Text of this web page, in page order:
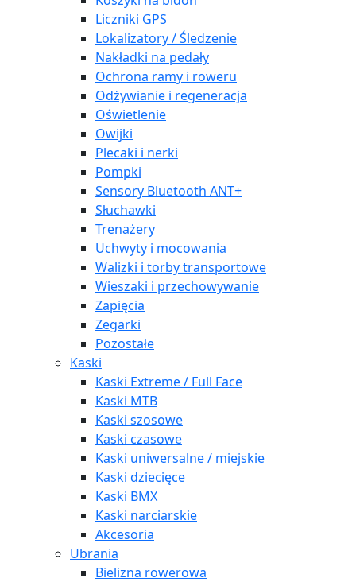
Liczniki GPS
Lokalizatory / Śledzenie
Nakładki na pedały
Ochrona ramy i roweru
Odżywianie i regeneracja
Oświetlenie
Owijki
Plecaki i nerki
Pompki
Sensory Bluetooth ANT+
Słuchawki
Trenażery
Uchwyty i mocowania
Walizki i torby transportowe
Wieszaki i przechowywanie
Zapięcia
Zegarki
Pozostałe
Kaski
Kaski Extreme / Full Face
Kaski MTB
Kaski szosowe
Kaski czasowe
Kaski uniwersalne / miejskie
Kaski dziecięce
Kaski BMX
Kaski narciarskie
Akcesoria
Ubrania
Bielizna rowerowa